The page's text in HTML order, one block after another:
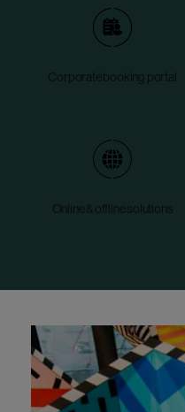
Corporate booking portal
Online & offline solutions